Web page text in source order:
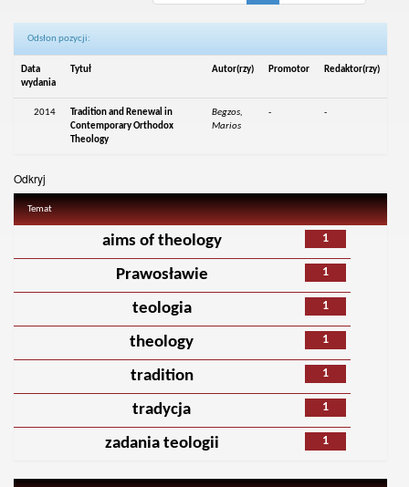
Odsłon pozycji:
Data
wydania
Tytuł Autor(rzy) Promotor Redaktor(rzy)
2014
Tradition and Renewal in
Contemporary Orthodox
Theology
Begzos,
Marios
- -
Odkryj
Temat
1
aims of theology
1
Prawosławie
1
teologia
1
theology
1
tradition
1
tradycja
1
zadania teologii